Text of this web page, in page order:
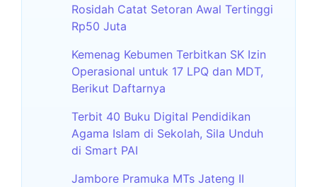
Rosidah Catat Setoran Awal Tertinggi
Rp50 Juta
Kemenag Kebumen Terbitkan SK Izin
Operasional untuk 17 LPQ dan MDT,
Berikut Daftarnya
Terbit 40 Buku Digital Pendidikan
Agama Islam di Sekolah, Sila Unduh
di Smart PAI
Jambore Pramuka MTs Jateng II